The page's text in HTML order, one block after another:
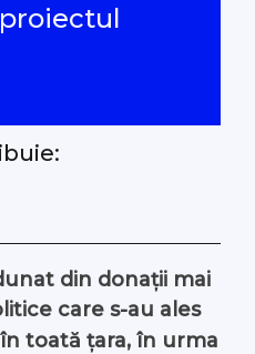
din donații mai
care s-au ales
toată țara, în urma